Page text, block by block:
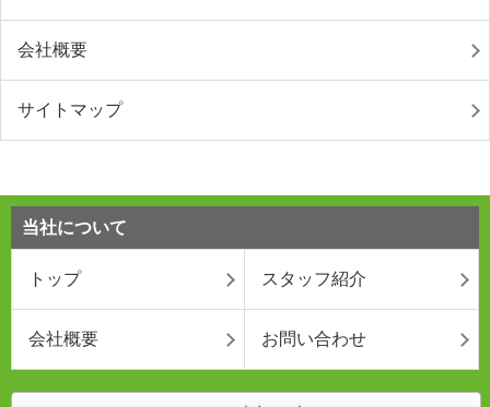
会社概要
サイトマップ
当社について
トップ スタッフ紹介
会社概要 お問い合わせ